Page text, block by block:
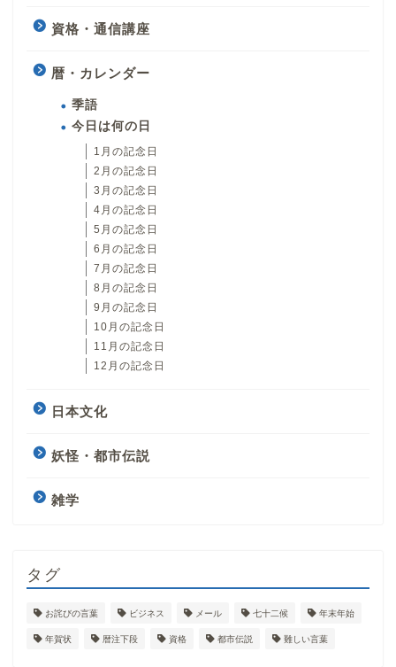
資格・通信講座
暦・カレンダー
季語
今日は何の日
1月の記念日
2月の記念日
3月の記念日
4月の記念日
5月の記念日
6月の記念日
7月の記念日
8月の記念日
9月の記念日
10月の記念日
11月の記念日
12月の記念日
日本文化
妖怪・都市伝説
雑学
タグ
お詫びの言葉 ビジネス メール 七十二候 年末年始
年賀状 暦注下段 資格 都市伝説 難しい言葉